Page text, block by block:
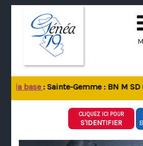
la base: Sainte-Gemme : BN M SD
CLIQUEZ ICI POUR
S'IDENTIFIER